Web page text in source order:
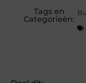
Tags en
Categorieën: